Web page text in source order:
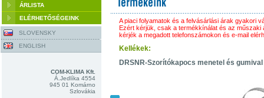
ÁRLISTA
ELÉRHETŐSÉGEINK
SLOVENSKY
ENGLISH
COM-KLIMA Kft.
Á.Jedlíka 4554
945 01 Komárno
Szlovákia
A piaci folyamatok és a felvásárlási árak gyakori
Ezért kérjük, csak a termékkínálat és az műszaki
kérjék a megadott telefonszámokon és e-mail
Kellékek:
DRSNR-Szorítókapocs menetel és gumival